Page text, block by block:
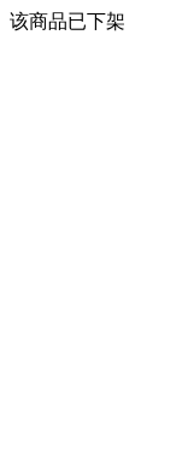
该商品已下架